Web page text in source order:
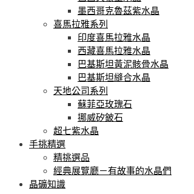
墨西哥克魯茲紫水晶
喜馬拉雅系列
印度喜馬拉雅水晶
西藏喜馬拉雅水晶
巴基斯坦黃泥骸骨水晶
巴基斯坦縫合水晶
天地公司系列
蘇菲亞玫瑰石
挪威矽鈹石
超七紫水晶
手挑精選
精挑選品
經典展覽廳－有故事的水晶們
晶礦知識